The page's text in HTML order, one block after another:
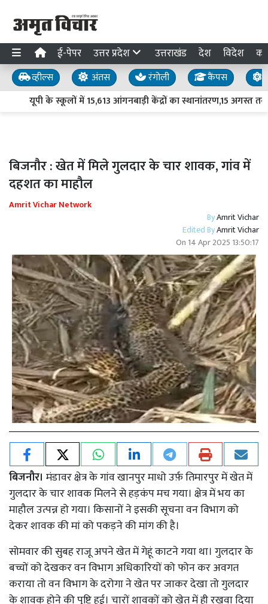
ई-पेपर उत्तर प्रदेश उत्तराखंड देश विदेश
व्हील्स अंतस रंगोली कैंपस
यूपी के स्कूलों में 15,613 आंगनबाड़ी केंद्रों का स्थानांतरण,15 अगस्त तक
बिजनौर : खेत में मिले गुलदार के चार शावक, गांव में
दहशत का माहौल
Amrit Vichar Network
ByAmrit Vichar
Edited ByAmrit Vichar
On 14 Apr 2025 13:50:17
बिजनौर। मंडावर क्षेत्र के गांव खानपुर माधो उर्फ़ तिमारपुर में खेत में
गुलदार के चार शावक मिलने से हड़कंप मच गया। क्षेत्र में भय का
माहौल उत्पन्न हो गया। किसानों ने इसकी सूचना वन विभाग को
देकर शावक की मां को पकड़ने की मांग की है।
सोमवार की सुबह राजू अपने खेत में गेहूं काटने गया था। गुलदार के
बच्चों को देखकर वन विभाग अधिकारियों को फोन कर अवगत
कराया तो वन विभाग के दरोगा ने खेत पर जाकर देखा तो गुलदार
के शावक होने की पुष्टि हुई। चारों शावकों को खेत में ही रखवा दिया